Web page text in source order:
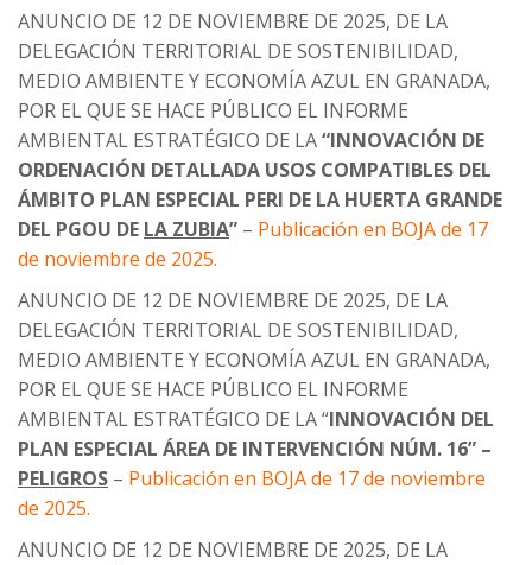
ANUNCIO DE 12 DE NOVIEMBRE DE 2025, DE LA
DELEGACIÓN TERRITORIAL DE SOSTENIBILIDAD,
MEDIO AMBIENTE Y ECONOMÍA AZUL EN GRANADA,
POR EL QUE SE HACE PÚBLICO EL INFORME
AMBIENTAL ESTRATÉGICO DE LA“INNOVACIÓN DE
ORDENACIÓN DETALLADA USOS COMPATIBLES DEL
ÁMBITO PLAN ESPECIAL PERI DE LA HUERTA GRANDE
DEL PGOU DE LA ZUBIA” – Publicación en BOJA de 17
de noviembre de 2025.
ANUNCIO DE 12 DE NOVIEMBRE DE 2025, DE LA
DELEGACIÓN TERRITORIAL DE SOSTENIBILIDAD,
MEDIO AMBIENTE Y ECONOMÍA AZUL EN GRANADA,
POR EL QUE SE HACE PÚBLICO EL INFORME
AMBIENTAL ESTRATÉGICO DE LA “INNOVACIÓN DEL
PLAN ESPECIAL ÁREA DE INTERVENCIÓN NÚM. 16” –
PELIGROS – Publicación en BOJA de 17 de noviembre
de 2025.
ANUNCIO DE 12 DE NOVIEMBRE DE 2025, DE LA